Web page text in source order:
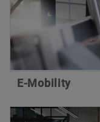
E-Mobility